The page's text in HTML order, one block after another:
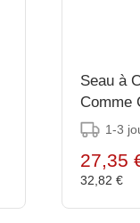
Seau à
Comme
1-3
27,35
32,82 €